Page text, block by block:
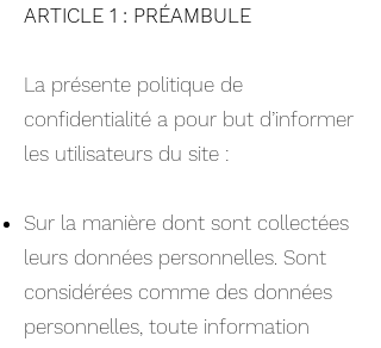
ARTICLE 1 : PRÉAMBULE
La présente politique de
confidentialité a pour but d’informer
les utilisateurs du site :
Sur la manière dont sont collectées
leurs données personnelles. Sont
considérées comme des données
personnelles, toute information